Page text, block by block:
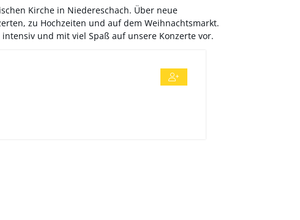
Kirche in Niedereschach. Über neue
zu Hochzeiten und auf dem Weihnachtsmarkt.
und mit viel Spaß auf unsere Konzerte vor.